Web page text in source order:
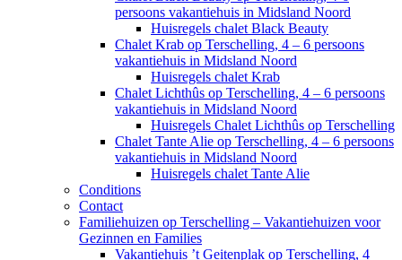
persoons vakantiehuis in Midsland Noord
Huisregels chalet Black Beauty
Chalet Krab op Terschelling, 4 – 6 persoons
vakantiehuis in Midsland Noord
Huisregels chalet Krab
Chalet Lichthûs op Terschelling, 4 – 6 persoons
vakantiehuis in Midsland Noord
Huisregels Chalet Lichthûs op Terschelling
Chalet Tante Alie op Terschelling, 4 – 6 persoons
vakantiehuis in Midsland Noord
Huisregels chalet Tante Alie
Conditions
Contact
Familiehuizen op Terschelling – Vakantiehuizen voor
Gezinnen en Families
Vakantiehuis ’t Geitenplak op Terschelling, 4